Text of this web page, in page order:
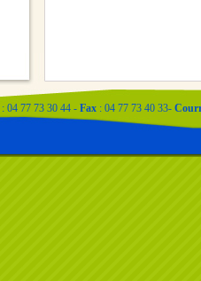
: 04 77 73 30 44 - Fax : 04 77 73 40 33-